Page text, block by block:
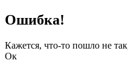
Ошибка!
Кажется, что-то пошло не
Ок